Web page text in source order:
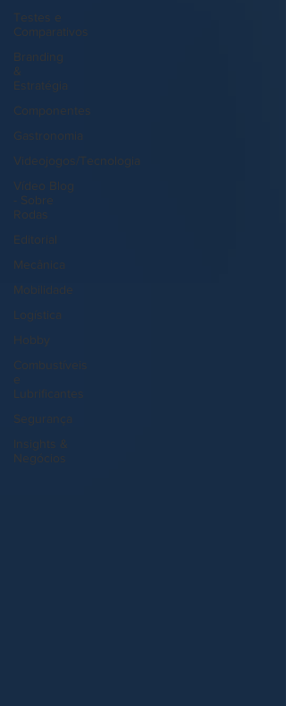
Testes e
Comparativos
Branding
&
Estratégia
Componentes
Gastronomia
Videojogos/Tecnologia
Vídeo Blog
- Sobre
Rodas
Editorial
Mecânica
Mobilidade
Logística
Hobby
Combustíveis
e
Lubrificantes
Segurança
Insights &
Negócios